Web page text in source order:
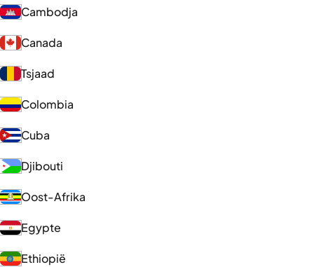
Cambodja
Canada
Tsjaad
Colombia
Cuba
Djibouti
Oost-Afrika
Egypte
Ethiopië